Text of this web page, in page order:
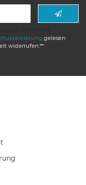
gelesen
widerrufen.**